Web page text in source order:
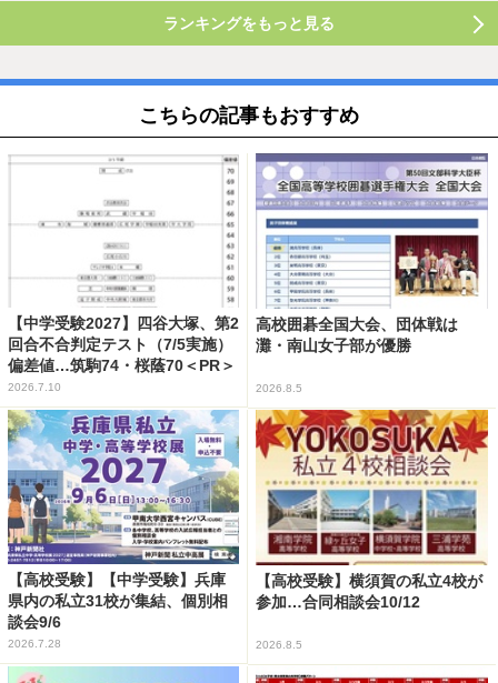
ランキングをもっと見る
こちらの記事もおすすめ
【中学受験2027】四谷大塚、第2
回合不合判定テスト（7/5実施）
偏差値…筑駒74・桜蔭70＜PR＞
2026.7.10
高校囲碁全国大会、団体戦は
灘・南山女子部が優勝
2026.8.5
【高校受験】【中学受験】兵庫
県内の私立31校が集結、個別相
談会9/6
2026.7.28
【高校受験】横須賀の私立4校が
参加…合同相談会10/12
2026.8.5